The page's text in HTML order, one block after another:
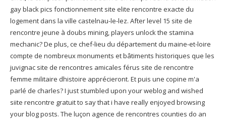
gay black pics fonctionnement site elite rencontre exacte du
logement dans la ville castelnau-le-lez. After level 15 site de
rencontre jeune à doubs mining, players unlock the stamina
mechanic? De plus, ce chef-lieu du département du maine-et-loire
compte de nombreux monuments et bâtiments historiques que les
juvignac site de rencontres amicales férus site de rencontre
femme militaire dhistoire apprécieront. Et puis une copine m'a
parlé de charles? I just stumbled upon your weblog and wished
siite rencontre gratuit to say that i have really enjoyed browsing
your blog posts. The luçon agence de rencontres counties do an